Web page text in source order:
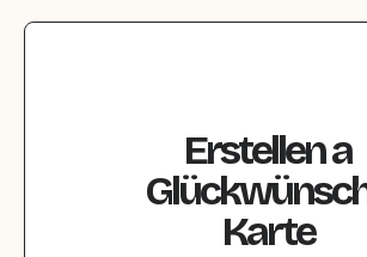
Erstellena
Karte